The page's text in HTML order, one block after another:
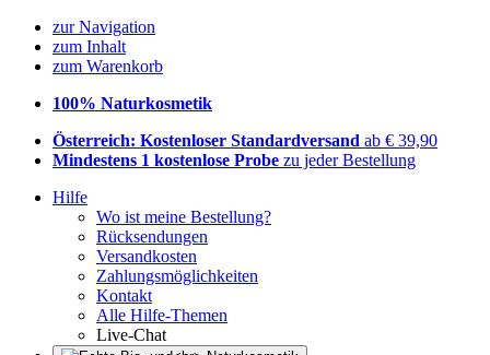
zur Navigation
zum Inhalt
zum Warenkorb
100% Naturkosmetik
Österreich: Kostenloser Standardversand ab € 39,90
Mindestens 1 kostenlose Probe zu jeder Bestellung
Hilfe
Wo ist meine Bestellung?
Rücksendungen
Versandkosten
Zahlungsmöglichkeiten
Kontakt
Alle Hilfe-Themen
Live-Chat